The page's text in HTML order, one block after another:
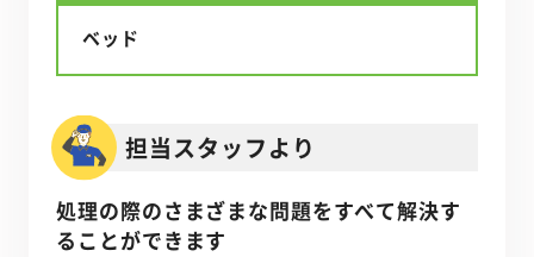
ベッド
担当スタッフより
処理の際のさまざまな問題をすべて解決す
ることができます